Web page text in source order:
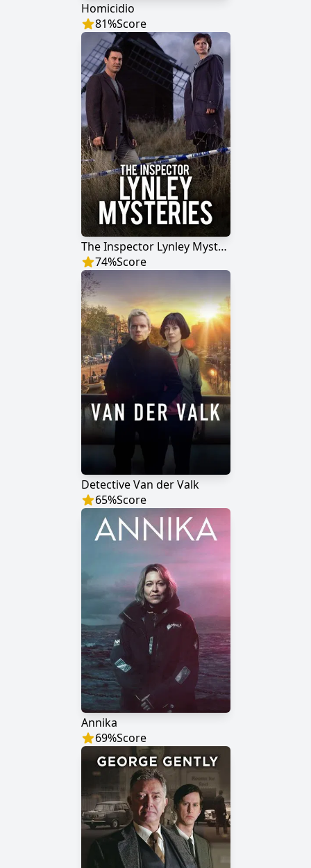
Homicidio
81%Score
The Inspector Lynley Mysteries
74%Score
Detective Van der Valk
65%Score
Annika
69%Score